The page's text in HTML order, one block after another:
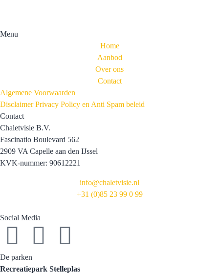
Menu
Home
Aanbod
Over ons
Contact
Algemene Voorwaarden
Disclaimer Privacy Policy en Anti Spam beleid
Contact
Chaletvisie B.V.
Fascinatio Boulevard 562
2909 VA Capelle aan den IJssel
KVK-nummer: 90612221
info@chaletvisie.nl
+31 (0)85 23 99 0 99
Social Media
De parken
Recreatiepark Stelleplas